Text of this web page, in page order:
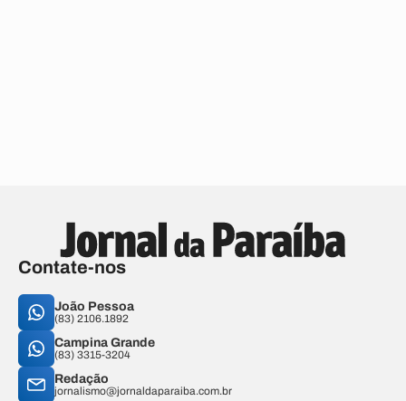
Contate-nos
João Pessoa
(83) 2106.1892
Campina Grande
(83) 3315-3204
Redação
jornalismo@jornaldaparaiba.com.br